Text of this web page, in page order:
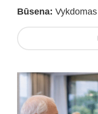
Būsena: Vykdomas